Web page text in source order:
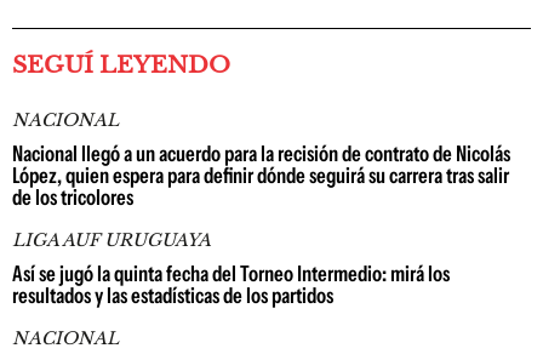
SEGUÍ LEYENDO
NACIONAL
Nacional llegó a un acuerdo para la recisión de contrato de Nicolás
López, quien espera para definir dónde seguirá su carrera tras salir
de los tricolores
LIGA AUF URUGUAYA
Así se jugó la quinta fecha del Torneo Intermedio: mirá los
resultados y las estadísticas de los partidos
NACIONAL